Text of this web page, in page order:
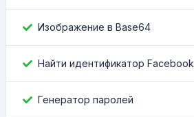
Изображение в Base64
Найти идентификатор Facebook
Генератор паролей